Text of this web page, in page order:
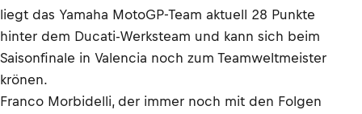
liegt das Yamaha MotoGP-Team aktuell 28 Punkte
hinter dem Ducati-Werksteam und kann sich beim
Saisonfinale in Valencia noch zum Teamweltmeister
krönen.
Franco Morbidelli, der immer noch mit den Folgen